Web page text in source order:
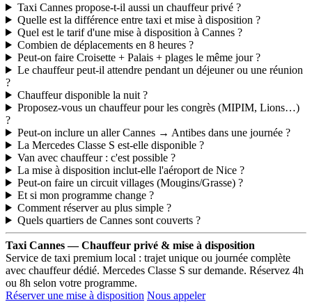
Taxi Cannes propose-t-il aussi un chauffeur privé ?
Quelle est la différence entre taxi et mise à disposition ?
Quel est le tarif d'une mise à disposition à Cannes ?
Combien de déplacements en 8 heures ?
Peut-on faire Croisette + Palais + plages le même jour ?
Le chauffeur peut-il attendre pendant un déjeuner ou une réunion
?
Chauffeur disponible la nuit ?
Proposez-vous un chauffeur pour les congrès (MIPIM, Lions…)
?
Peut-on inclure un aller Cannes → Antibes dans une journée ?
La Mercedes Classe S est-elle disponible ?
Van avec chauffeur : c'est possible ?
La mise à disposition inclut-elle l'aéroport de Nice ?
Peut-on faire un circuit villages (Mougins/Grasse) ?
Et si mon programme change ?
Comment réserver au plus simple ?
Quels quartiers de Cannes sont couverts ?
Taxi Cannes — Chauffeur privé & mise à disposition
Service de taxi premium local : trajet unique ou journée complète
avec chauffeur dédié. Mercedes Classe S sur demande. Réservez 4h
ou 8h selon votre programme.
Réserver une mise à disposition Nous appeler